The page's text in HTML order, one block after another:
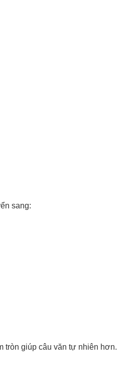
sang:
tròn giúp câu văn tự nhiên hơn.